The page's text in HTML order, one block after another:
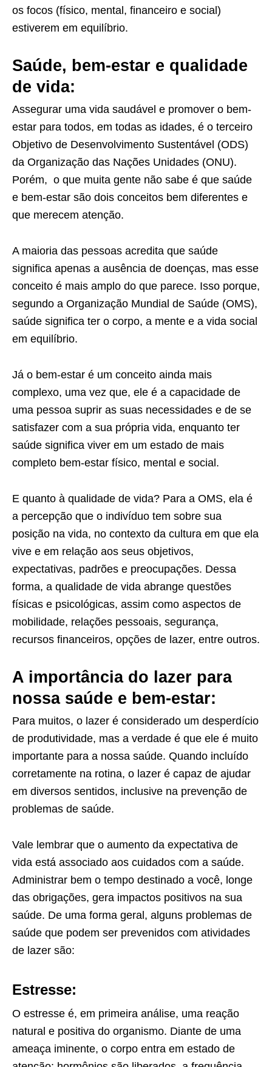
os focos (físico, mental, financeiro e social)
estiverem em equilíbrio.
Saúde, bem-estar e qualidade
de vida:
Assegurar uma vida saudável e promover o bem-
estar para todos, em todas as idades, é o terceiro
Objetivo de Desenvolvimento Sustentável (ODS)
da Organização das Nações Unidades (ONU).
Porém, o que muita gente não sabe é que saúde
e bem-estar são dois conceitos bem diferentes e
que merecem atenção.
A maioria das pessoas acredita que saúde
significa apenas a ausência de doenças, mas esse
conceito é mais amplo do que parece. Isso porque,
segundo a Organização Mundial de Saúde (OMS),
saúde significa ter o corpo, a mente e a vida social
em equilíbrio.
Já o bem-estar é um conceito ainda mais
complexo, uma vez que, ele é a capacidade de
uma pessoa suprir as suas necessidades e de se
satisfazer com a sua própria vida, enquanto ter
saúde significa viver em um estado de mais
completo bem-estar físico, mental e social.
E quanto à qualidade de vida? Para a OMS, ela é
a percepção que o indivíduo tem sobre sua
posição na vida, no contexto da cultura em que ela
vive e em relação aos seus objetivos,
expectativas, padrões e preocupações. Dessa
forma, a qualidade de vida abrange questões
físicas e psicológicas, assim como aspectos de
mobilidade, relações pessoais, segurança,
recursos financeiros, opções de lazer, entre outros.
A importância do lazer para
nossa saúde e bem-estar:
Para muitos, o lazer é considerado um desperdício
de produtividade, mas a verdade é que ele é muito
importante para a nossa saúde. Quando incluído
corretamente na rotina, o lazer é capaz de ajudar
em diversos sentidos, inclusive na prevenção de
problemas de saúde.
Vale lembrar que o aumento da expectativa de
vida está associado aos cuidados com a saúde.
Administrar bem o tempo destinado a você, longe
das obrigações, gera impactos positivos na sua
saúde. De uma forma geral, alguns problemas de
saúde que podem ser prevenidos com atividades
de lazer são:
Estresse:
O estresse é, em primeira análise, uma reação
natural e positiva do organismo. Diante de uma
ameaça iminente, o corpo entra em estado de